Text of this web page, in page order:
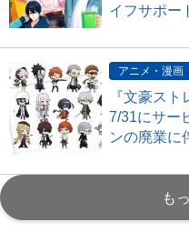
イフサポー
アニメ・漫画
『文豪ス
7/31にサー
ンの廃業に
も